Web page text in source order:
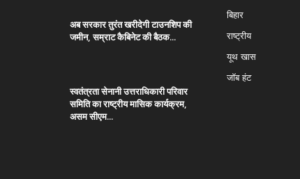
अब सरकार तुरंत खरीदेगी टाउनशिप की
जमीन, सम्राट कैबिनेट की बैठक...
स्वतंत्रता सेनानी उत्तराधिकारी परिवार
समिति का राष्ट्रीय मासिक कार्यक्रम,
असम सीएम...
बिहार
राष्ट्रीय
यूथ खास
जॉब हंट